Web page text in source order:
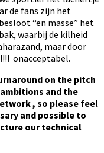
de fans zijn het
“en masse” het
waarbij de kilheid
maar door
onacceptabel.
on the pitch
and the
, so please feel
and possible to
our technical